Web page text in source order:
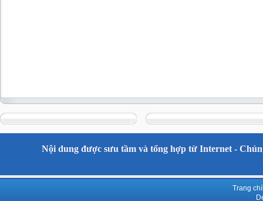
Nội dung được sưu tầm và tổng hợp từ Internet -
Trang